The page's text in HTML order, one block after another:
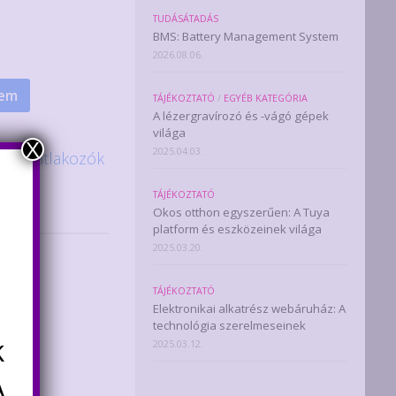
,Csatlakozók
TUDÁSÁTADÁS
BMS: Battery Management System
2026.08.06.
TÁJÉKOZTATÓ / EGYÉB KATEGÓRIA
A lézergravírozó és -vágó gépek
világa
2025.04.03.
TÁJÉKOZTATÓ
Okos otthon egyszerűen: A Tuya
platform és eszközeinek világa
2025.03.20.
TÁJÉKOZTATÓ
Elektronikai alkatrész webáruház: A
technológia szerelmeseinek
2025.03.12.
X